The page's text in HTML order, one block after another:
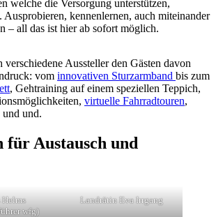
welche die Versorgung unterstützen,
Ausprobieren, kennenlernen, auch miteinander
– all das ist hier ab sofort möglich.
Aussteller den Gästen davon
vom innovativen Sturzarmband bis zum
, Gehtraining auf einem speziellen Teppich,
virtuelle Fahrradtouren,
und und.
Austausch und
wfg)
Landrätin Eva Irrgang